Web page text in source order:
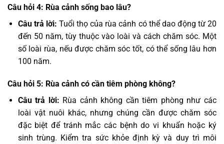
Câu hỏi 4: Rùa cảnh sống bao lâu?
Câu trả lời:Tuổi thọ của rùa cảnh có thể dao động từ 20
đến 50 năm, tùy thuộc vào loài và cách chăm sóc. Một
số loài rùa, nếu được chăm sóc tốt, có thể sống lâu hơn
100 năm.
Câu hỏi 5: Rùa cảnh có cần tiêm phòng không?
Câu trả lời: Rùa cảnh không cần tiêm phòng như các
loài vật nuôi khác, nhưng chúng cần được chăm sóc
đặc biệt để tránh mắc các bệnh do vi khuẩn hoặc ký
sinh trùng. Kiểm tra sức khỏe định kỳ và duy trì môi